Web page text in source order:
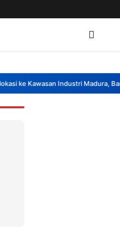
Kawasan Industri Madura,